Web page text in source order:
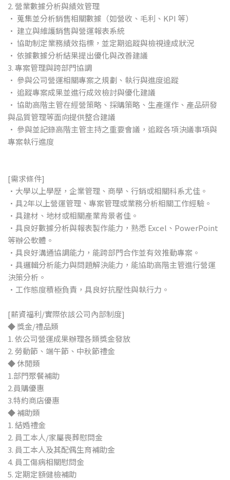
2. 營業數據分析與績效管理
• 蒐集並分析銷售相關數據（如營收、毛利、KPI 等）
• 建立與維護銷售與營運報表系統
• 協助制定業務績效指標，並定期追蹤與檢視達成狀況
• 依據數據分析結果提出優化與改善建議
3. 專案管理與跨部門協調
• 參與公司營運相關專案之規劃、執行與進度追蹤
• 追蹤專案成果並進行成效檢討與優化建議
• 協助高階主管在經營策略、採購策略、生產運作、產品研發
與品質管理等面向提供整合建議
• 參與並記錄高階主管主持之重要會議，追蹤各項決議事項與
專案執行進度
[需求條件]
•大學以上學歷，企業管理、商學、行銷或相關科系尤佳。
•具2年以上營運管理、專案管理或業務分析相關工作經驗。
•具建材、地材或相關產業背景者佳。
•具良好數據分析與報表製作能力，熟悉 Excel、PowerPoint
等辦公軟體。
•具良好溝通協調能力，能跨部門合作並有效推動專案。
•具邏輯分析能力與問題解決能力，能協助高階主管進行營運
決策分析。
•工作態度積極負責，具良好抗壓性與執行力。
[薪資福利/實際依該公司內部制度]
◆ 獎金/禮品類
1. 依公司營運成果辦理各類獎金發放
2. 勞動節、端午節、中秋節禮金
◆ 休閒類
1.部門聚餐補助
2.員購優惠
3.特約商店優惠
◆ 補助類
1. 結婚禮金
2. 員工本人/家屬喪葬慰問金
3. 員工本人及其配偶生育補助金
4. 員工傷病相關慰問金
5. 定期定額健檢補助